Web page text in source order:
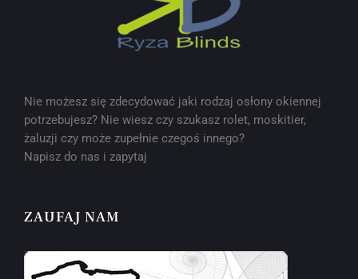
Nie możesz się zdecydować jaki rodzaj osłony okiennej
potrzebujesz? Nie wiesz czy szukasz rolet, moskitier,
żaluzji czy może zupełnie czegoś innego?
Napisz do nas i zapytaj
ZAUFAJ NAM